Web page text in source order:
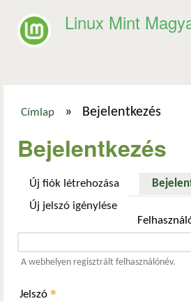
Linux Mint
Címlap » Bejelentkezés
Bejelentkezés
Új fiók létrehozása
Új jelszó igénylése
A webhelyen regisztrált felhasználónév.
Jelszó *